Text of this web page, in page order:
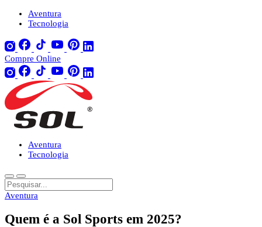
Aventura
Tecnologia
Compre Online
Aventura
Tecnologia
Aventura
Quem é a Sol Sports em 2025?